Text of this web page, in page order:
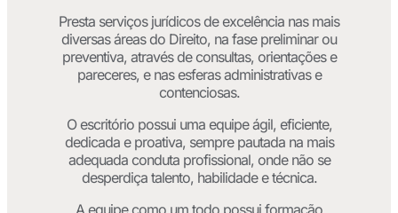
Presta serviços jurídicos de excelência nas mais
diversas áreas do Direito, na fase preliminar ou
preventiva, através de consultas, orientações e
pareceres, e nas esferas administrativas e
contenciosas.
O escritório possui uma equipe ágil, eficiente,
dedicada e proativa, sempre pautada na mais
adequada conduta profissional, onde não se
desperdiça talento, habilidade e técnica.